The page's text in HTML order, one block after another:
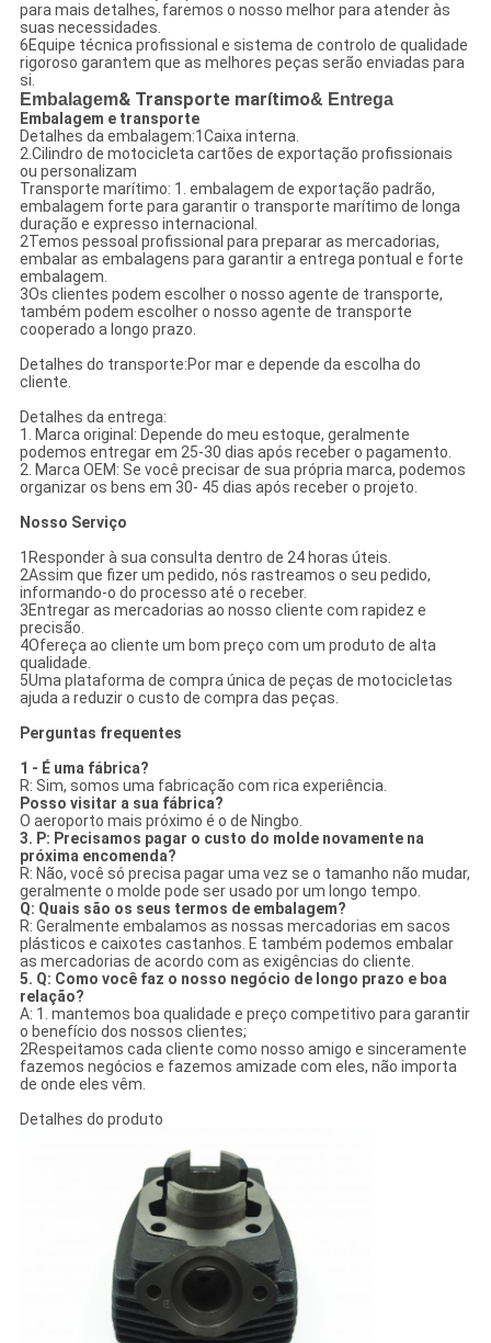
para mais detalhes, faremos o nosso melhor para atender às
suas necessidades.
6Equipe técnica profissional e sistema de controlo de qualidade
rigoroso garantem que as melhores peças serão enviadas para
si.
Embalagem& Transporte marítimo& Entrega
Embalagem e transporte
Detalhes da embalagem:1Caixa interna.
2.Cilindro de motocicleta cartões de exportação profissionais
ou personalizam
Transporte marítimo: 1. embalagem de exportação padrão,
embalagem forte para garantir o transporte marítimo de longa
duração e expresso internacional.
2Temos pessoal profissional para preparar as mercadorias,
embalar as embalagens para garantir a entrega pontual e forte
embalagem.
3Os clientes podem escolher o nosso agente de transporte,
também podem escolher o nosso agente de transporte
cooperado a longo prazo.
Detalhes do transporte:Por mar e depende da escolha do
cliente.
Detalhes da entrega:
1. Marca original: Depende do meu estoque, geralmente
podemos entregar em 25-30 dias após receber o pagamento.
2. Marca OEM: Se você precisar de sua própria marca, podemos
organizar os bens em 30- 45 dias após receber o projeto.
Nosso Serviço
1Responder à sua consulta dentro de 24 horas úteis.
2Assim que fizer um pedido, nós rastreamos o seu pedido,
informando-o do processo até o receber.
3Entregar as mercadorias ao nosso cliente com rapidez e
precisão.
4Ofereça ao cliente um bom preço com um produto de alta
qualidade.
5Uma plataforma de compra única de peças de motocicletas
ajuda a reduzir o custo de compra das peças.
Perguntas frequentes
1 - É uma fábrica?
R: Sim, somos uma fabricação com rica experiência.
Posso visitar a sua fábrica?
O aeroporto mais próximo é o de Ningbo.
3. P: Precisamos pagar o custo do molde novamente na
próxima encomenda?
R: Não, você só precisa pagar uma vez se o tamanho não mudar,
geralmente o molde pode ser usado por um longo tempo.
Q: Quais são os seus termos de embalagem?
R: Geralmente embalamos as nossas mercadorias em sacos
plásticos e caixotes castanhos. E também podemos embalar
as mercadorias de acordo com as exigências do cliente.
5. Q: Como você faz o nosso negócio de longo prazo e boa
relação?
A: 1. mantemos boa qualidade e preço competitivo para garantir
o benefício dos nossos clientes;
2Respeitamos cada cliente como nosso amigo e sinceramente
fazemos negócios e fazemos amizade com eles, não importa
de onde eles vêm.
Detalhes do produto